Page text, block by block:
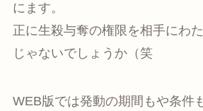
にます。
正に生殺与奪の権限を相手にわ
じゃないでしょうか（笑
WEB版では発動の期間もや条件